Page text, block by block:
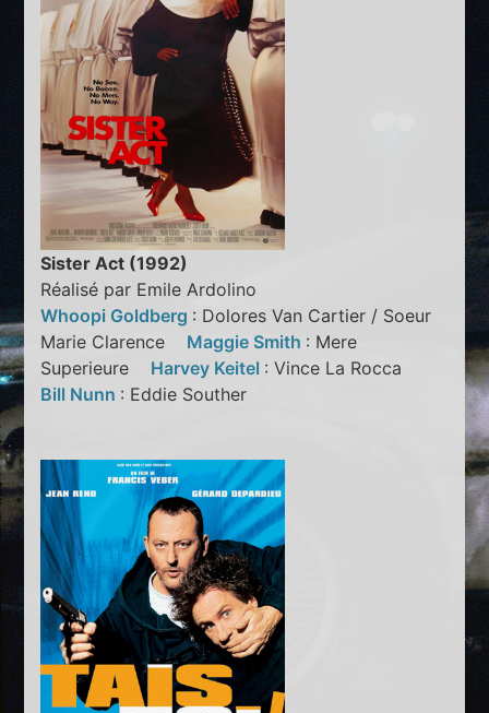
Sister Act (1992)
Réalisé par Emile Ardolino
Whoopi Goldberg : Dolores Van Cartier / Soeur
Marie Clarence Maggie Smith : Mere
Superieure Harvey Keitel : Vince La Rocca
Bill Nunn : Eddie Souther